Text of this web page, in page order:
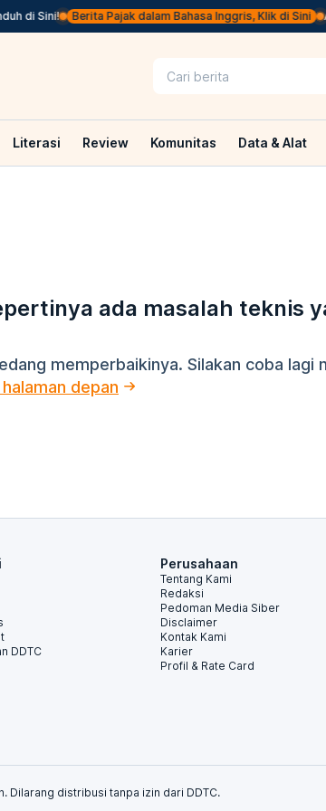
di Sini! Berita Pajak dalam Bahasa Inggris, Klik di Sini
Literasi Review Komunitas Data & Alat
ada masalah teknis
memperbaikinya. Silakan coba lagi
depan
DDTC
Perusahaan
Tentang Kami
Redaksi
Pedoman Media Siber
Disclaimer
Kontak Kami
Karier
Profil & Rate Card
Dilarang distribusi tanpa izin dari DDTC.